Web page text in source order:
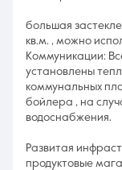
большая
кв.м. , можно
Коммуникации:
установлены
коммунальных
бойлера , на
водоснабжения.
Развитая
продуктовые